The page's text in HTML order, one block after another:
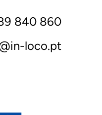
840 860
loco.pt